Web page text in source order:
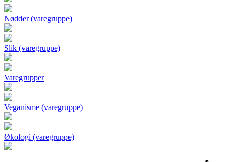
Nødder (varegruppe)
Slik (varegruppe)
Varegrupper
Veganisme (varegruppe)
Økologi (varegruppe)